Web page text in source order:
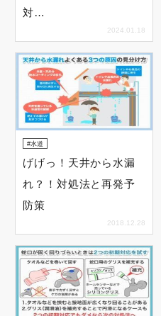
対…
2024.01.18
水道
げげっ！天井から水漏
れ？！対処法と再発予
防策
2018.12.28